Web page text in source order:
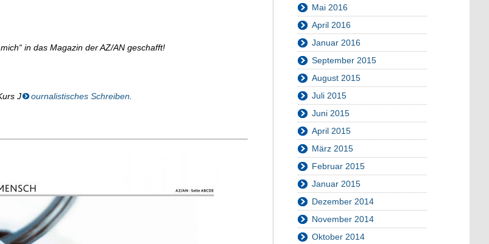
in das Magazin der AZ/AN geschafft!
J ournalistisches Schreiben
Mai 2016
April 2016
Januar 2016
September 2015
August 2015
Juli 2015
Juni 2015
April 2015
März 2015
Februar 2015
Januar 2015
Dezember 2014
November 2014
Oktober 2014